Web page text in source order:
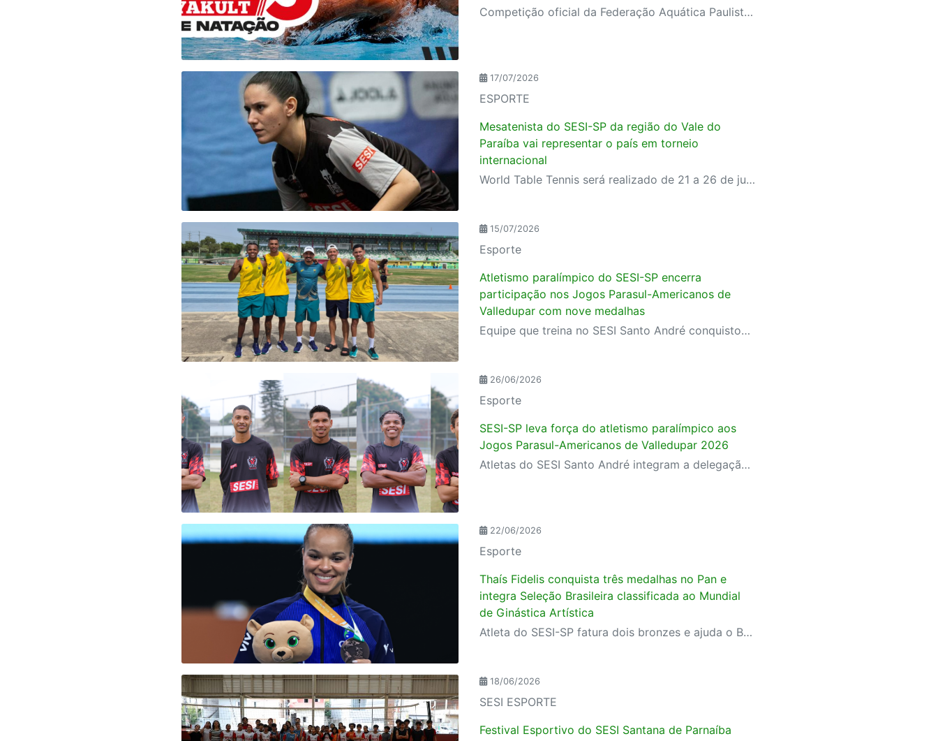
Competição oficial da Federação Aquática Paulista reúne nadadores de elite em preparação para o Troféu José Finkel
17/07/2026
ESPORTE
Mesatenista do SESI-SP da região do Vale do
Paraíba vai representar o país em torneio
internacional
World Table Tennis será realizado de 21 a 26 de julho, em São José dos Campos
15/07/2026
Esporte
Atletismo paralímpico do SESI-SP encerra
participação nos Jogos Parasul-Americanos de
Valledupar com nove medalhas
Equipe que treina no SESI Santo André conquistou quatro ouros, três pratas e dois bronzes representando o Brasil na Colômbia
26/06/2026
Esporte
SESI-SP leva força do atletismo paralímpico aos
Jogos Parasul-Americanos de Valledupar 2026
Atletas do SESI Santo André integram a delegação brasileira na Colômbia; instituição terá a maior participação entre os representantes do país
22/06/2026
Esporte
Thaís Fidelis conquista três medalhas no Pan e
integra Seleção Brasileira classificada ao Mundial
de Ginástica Artística
Atleta do SESI-SP fatura dois bronzes e ajuda o Brasil a garantir prata por equipes no Rio de Janeiro; desempenho assegura vaga da Seleção no Campeonato Mundial
18/06/2026
SESI ESPORTE
Festival Esportivo do SESI Santana de Parnaíba